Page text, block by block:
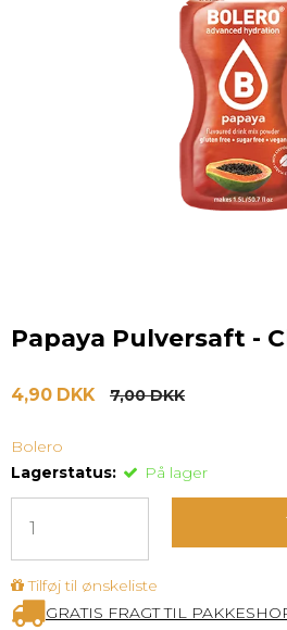
Papaya Pulversaft -
4,90 DKK 7,00 DKK
Bolero
Lagerstatus:
På lager
Tilføj til ønskeliste
GRATIS FRAGT TIL